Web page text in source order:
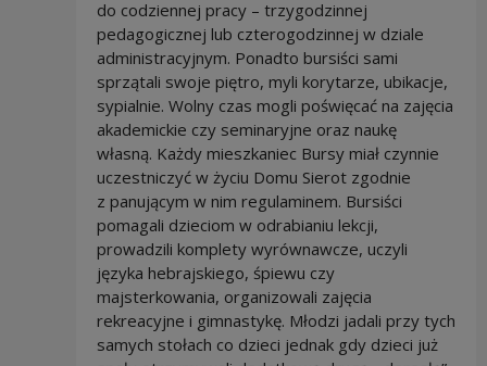
do codziennej pracy – trzygodzinnej
pedagogicznej lub czterogodzinnej w dziale
administracyjnym. Ponadto bursiści sami
sprzątali swoje piętro, myli korytarze, ubikacje,
sypialnie. Wolny czas mogli poświęcać na zajęcia
akademickie czy seminaryjne oraz naukę
własną. Każdy mieszkaniec Bursy miał czynnie
uczestniczyć w życiu Domu Sierot zgodnie
z panującym w nim regulaminem. Bursiści
pomagali dzieciom w odrabianiu lekcji,
prowadzili komplety wyrównawcze, uczyli
języka hebrajskiego, śpiewu czy
majsterkowania, organizowali zajęcia
rekreacyjne i gimnastykę. Młodzi jadali przy tych
samych stołach co dzieci jednak gdy dzieci już